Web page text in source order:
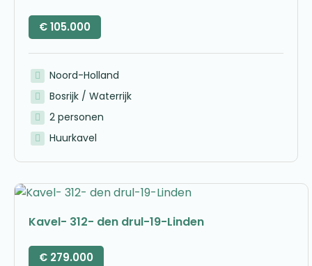
€105.000
Noord-Holland
Bosrijk / Waterrijk
2 personen
Huurkavel
Kavel- 312- den drul-19-Linden
€ 279.000